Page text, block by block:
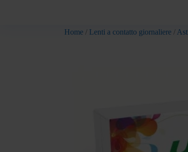
Home / Lenti a contatto giornaliere /